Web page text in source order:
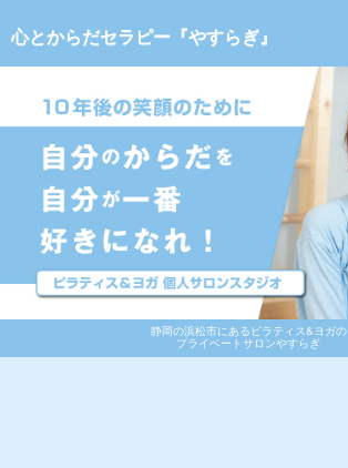
静岡の浜松市にあるピラティス&ヨガの
プライベートサロンやすらぎ
心とからだセラピー『やすらぎ』